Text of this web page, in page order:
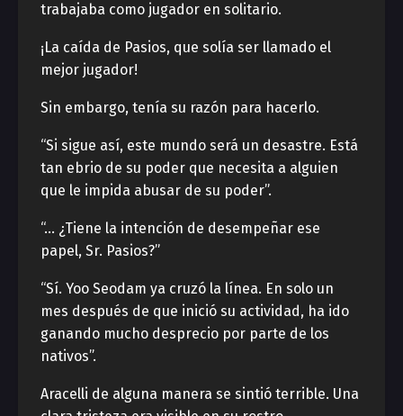
trabajaba como jugador en solitario.
¡La caída de Pasios, que solía ser llamado el
mejor jugador!
Sin embargo, tenía su razón para hacerlo.
“Si sigue así, este mundo será un desastre. Está
tan ebrio de su poder que necesita a alguien
que le impida abusar de su poder”.
“… ¿Tiene la intención de desempeñar ese
papel, Sr. Pasios?”
“Sí. Yoo Seodam ya cruzó la línea. En solo un
mes después de que inició su actividad, ha ido
ganando mucho desprecio por parte de los
nativos”.
Aracelli de alguna manera se sintió terrible. Una